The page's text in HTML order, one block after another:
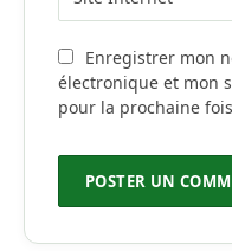
Enregistrer mon
électronique et mon
pour la prochaine